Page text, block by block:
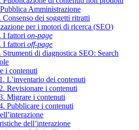
Amministrazione
Consenso dei soggetti ritratti
per i motori di ricerca (SEO)
I fattori on-page
I fattori off-page
Strumenti di diagnostica SEO: Search
i contenuti
L’inventario dei contenuti
Revisionare i contenuti
Migrare i contenuti
Pubblicare i contenuti
dell’interazione